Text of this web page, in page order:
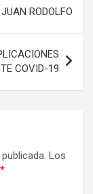
RODOLFO
COVID-19
Los
*